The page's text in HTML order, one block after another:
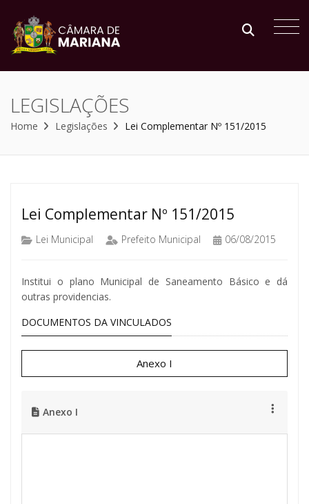
LEGISLAÇÕES
Home Legislações Lei Complementar Nº 151/2015
Lei Complementar Nº 151/2015
Lei Municipal Prefeito Municipal 06/08/2015
Institui o plano Municipal de Saneamento Básico e dá
outras providencias.
DOCUMENTOS DA VINCULADOS
Anexo I
Anexo I